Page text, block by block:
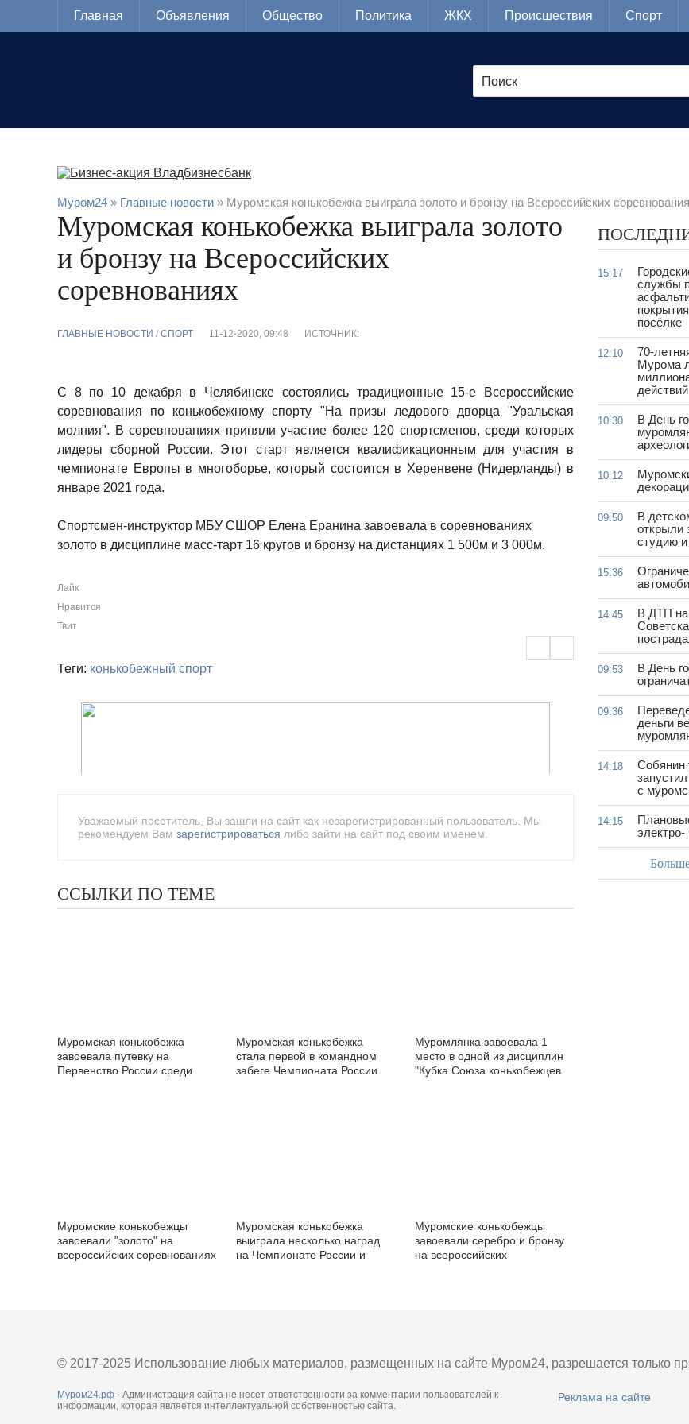
Главная Объявления Общество Политика ЖКХ Происшествия Спорт
Муром24 » Главные новости » Муромская конькобежка выиграла золото и бронзу на Всероссийских
Муромская конькобежка выиграла золото
и бронзу на Всероссийских
соревнованиях
ГЛАВНЫЕ НОВОСТИ / CПОРТ 11-12-2020, 09:48 ИСТОЧНИК:
С 8 по 10 декабря в Челябинске состоялись традиционные 15-е Всероссийские
соревнования по конькобежному спорту "На призы ледового дворца "Уральская
молния". В соревнованиях приняли участие более 120 спортсменов, среди которых
лидеры сборной России. Этот старт является квалификационным для участия в
чемпионате Европы в многоборье, который состоится в Херенвене (Нидерланды) в
январе 2021 года.
Спортсмен-инструктор МБУ СШОР Елена Еранина завоевала в соревнованиях
золото в дисциплине масс-тарт 16 кругов и бронзу на дистанциях 1 500м и 3 000м.
Лайк
Нравится
Твит
Теги: конькобежный спорт
Уважаемый посетитель, Вы зашли на сайт как незарегистрированный пользователь. Мы
рекомендуем Вам зарегистрироваться либо зайти на сайт под своим именем.
ССЫЛКИ ПО ТЕМЕ
Муромская конькобежка
завоевала путевку на
Первенство России среди
Муромская конькобежка
стала первой в командном
забеге Чемпионата России
Муромлянка завоевала 1
место в одной из дисциплин
"Кубка Союза конькобежцев
Муромские конькобежцы
завоевали "золото" на
всероссийских соревнованиях
Муромская конькобежка
выиграла несколько наград
на Чемпионате России и
Муромские конькобежцы
завоевали серебро и бронзу
на всероссийских
15:17
службы
посёлке
12:10
70-
Мурома
10:30
В День
10:12
09:50
В
открыли
студию
15:36
14:45
В ДТП на
09:53
В День
09:36
деньги
14:18
Собянин
с
14:15
электро-
© 2017-2025 Использование любых материалов, размещенных на сайте Муром24, разрешается только
Муром24.рф - Администрация сайта не несет ответственности за комментарии пользователей к
информации, которая является интеллектуальной собственностью сайта.
Реклама на сайте